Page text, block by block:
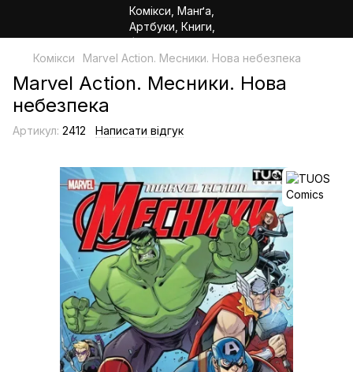
Комікси Marvel Action. Месники. Нова небезпека
Marvel Action. Месники. Нова
небезпека
Артикул: 2412 Написати відгук